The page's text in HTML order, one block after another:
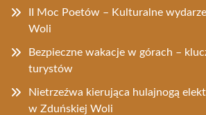
II Moc Poetów – Kulturalne
Woli
Bezpieczne wakacje w górach –
turystów
Nietrzeźwa kierująca hulajnogą
w Zduńskiej Woli